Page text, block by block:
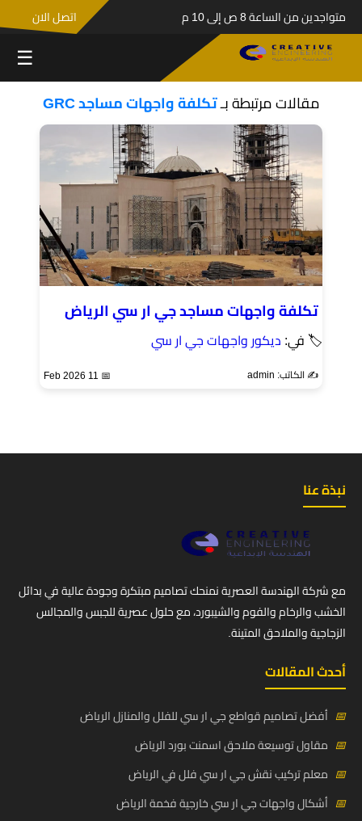
متواجدين من الساعة 8 ص إلى 10 م اتصل الان
☰
مقالات مرتبطة بـتكلفة واجهات مساجد GRC
تكلفة واجهات مساجد جي ار سي الرياض
🏷 في: ديكور واجهات جي ار سي
✍️ الكاتب: admin 📅 11 Feb 2026
نبذة عنا
مع شركة الهندسة العصرية نمنحك تصاميم مبتكرة وجودة عالية في بدائل
الخشب والرخام والفوم والشيبورد، مع حلول عصرية للجبس والمجالس
الزجاجية والملاحق المتينة.
أحدث المقالات
📅 أفضل تصاميم قواطع جي ار سي للفلل والمنازل الرياض
📅 مقاول توسيعة ملاحق اسمنت بورد الرياض
📅 معلم تركيب نقش جي ار سي فلل في الرياض
📅 أشكال واجهات جي ار سي خارجية فخمة الرياض